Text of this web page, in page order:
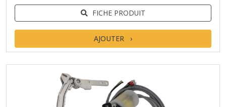
FICHE PRODUIT
AJOUTER